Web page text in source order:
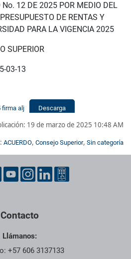
No. 12 DE 2025 POR MEDIO DEL
DE RENTAS Y
PARA LA VIGENCIA 2025
SUPERIOR
03-13
firma alj Descarga
19 de marzo de 2025 10:48 AM
ACUERDO, Consejo Superior, Sin categoría
de contacto, redes sociales y
Contacto
Llámanos:
+57 606 3137133